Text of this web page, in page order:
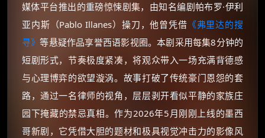
媒体平台推出的重磅惊悚剧集，由知名编剧帕布罗·伊利
亚内斯（Pablo Illanes）操刀，他曾凭借 《弗里达的搜
寻》等悬疑作品享誉西语影视圈。本剧采用每集8分钟的
短剧形式，节奏极度紧凑，将观众带入一场充满背德感
与心理博弈的欲望漩涡。故事打破了传统豪门恩怨的套
路，通过一名律师的视角，层层剥开看似平静的家族庄
园下掩藏的禁忌真相。作为2026年5月刚刚上线的墨西
哥新剧，它凭借大胆的题材和极具视觉冲击力的影像风